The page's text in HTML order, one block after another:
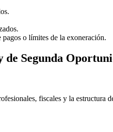
o límites de la exoneración.
de Segunda
fiscales y la estructura